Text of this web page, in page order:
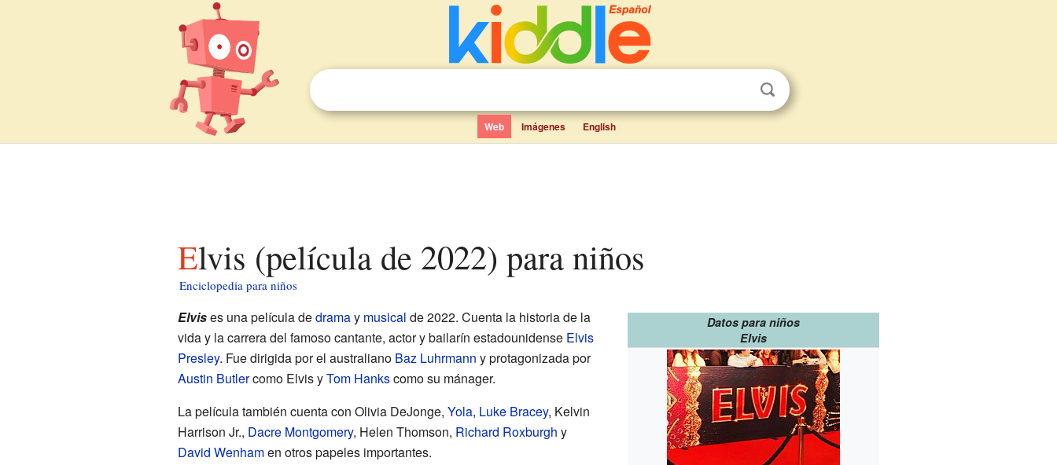
Web Imágenes English
Elvis (película de 2022) para niños
Enciclopedia para niños
Datos para niños
Elvis
Elvises una película dedramay musical de 2022. Cuenta la historia de la
vida y la carrera del famoso cantante, actor y bailarín estadounidense Elvis
Presley. Fue dirigida por el australiano Baz Luhrmann y protagonizada por
Austin Butlercomo Elvis yTom Hankscomo su mánager.
La película también cuenta con Olivia DeJonge, Yola, Luke Bracey, Kelvin
Harrison Jr., Dacre Montgomery, Helen Thomson, Richard Roxburgh y
David Wenhamen otros papeles importantes.